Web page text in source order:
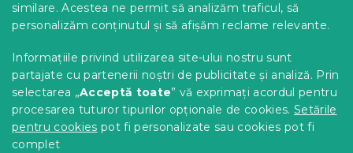
similare. Acestea ne permit să analizăm traficul, să
personalizăm conținutul și să afișăm reclame relevante.
Informațiile privind utilizarea site-ului nostru sunt
partajate cu partenerii noștri de publicitate și analiză. Prin
selectarea „Acceptă toate” vă exprimați acordul pentru
procesarea tuturor tipurilor opționale de cookies. Setările
pentru cookies pot fi personalizate sau cookies pot fi
complet